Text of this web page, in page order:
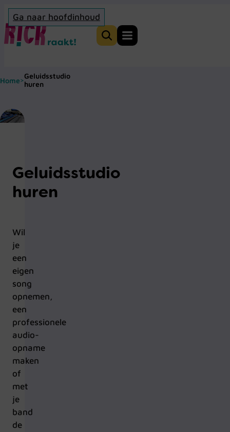
Ga naar hoofdinhoud
Home
Zoeken
Home>Geluidsstudio
huren
Geluidsstudio
huren
Wil
je
een
eigen
song
opnemen,
een
professionele
audio-
opname
maken
of
met
je
band
de